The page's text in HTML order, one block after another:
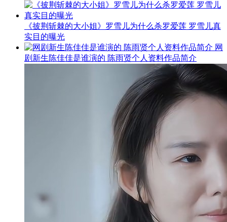
《披荆斩棘的大小姐》罗雪儿为什么杀罗爱莲 罗雪儿真
实目的曝光
网
剧新生陈佳佳是谁演的 陈雨贤个人资料作品简介